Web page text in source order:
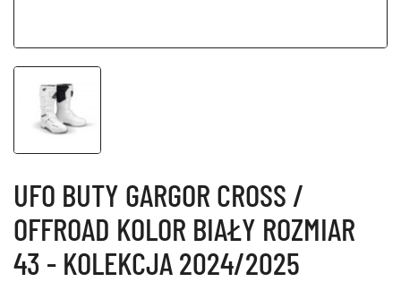
UFO BUTY GARGOR CROSS /
OFFROAD KOLOR BIAŁY ROZMIAR
43 - KOLEKCJA 2024/2025